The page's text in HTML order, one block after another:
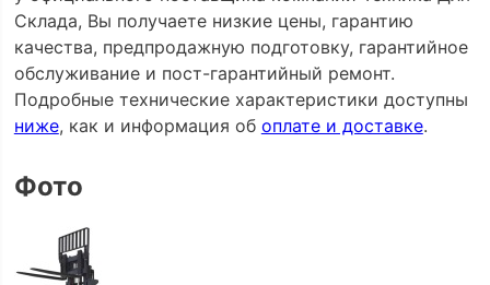
Склада, Вы получаете низкие цены, гарантию
качества, предпродажную подготовку, гарантийное
обслуживание и пост-гарантийный ремонт.
Подробные технические характеристики доступны
ниже, как и информация об оплате и доставке.
Фото